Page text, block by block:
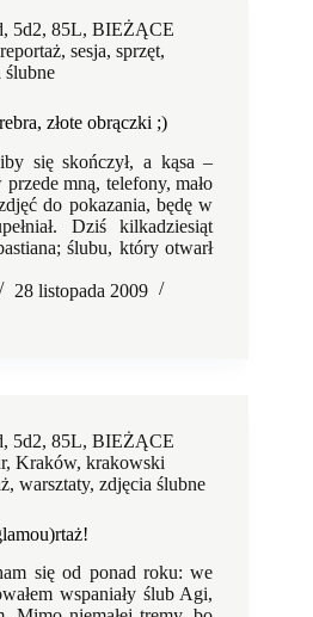
, 5d2, 85L, BIEŻĄCE
reportaż, sesja, sprzęt,
ślubne
złote obrączki ;)
się skończył, a kąsa –
mną, telefony, mało
do pokazania, będę w
Dziś kilkadziesiąt
ślubu, który otwarł
28 listopada 2009
, 5d2, 85L, BIEŻĄCE
, Kraków, krakowski
, warsztaty, zdjęcia ślubne
się od ponad roku: we
wspaniały ślub Agi,